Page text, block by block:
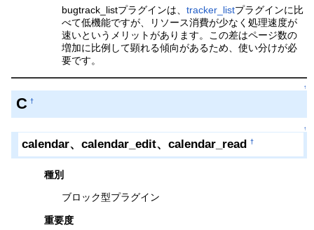
bugtrack_listプラグインは、tracker_listプラグインに比
べて低機能ですが、リソース消費が少なく処理速度が
速いというメリットがあります。この差はページ数の
増加に比例して顕れる傾向があるため、使い分けが必
要です。
↑
C †
↑
calendar、calendar_edit、calendar_read †
種別
ブロック型プラグイン
重要度